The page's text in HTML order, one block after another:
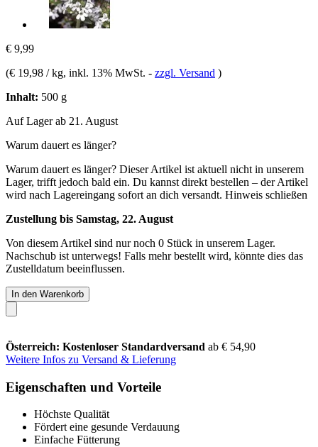
€ 9,99
(€ 19,98 / kg, inkl. 13% MwSt. - zzgl. Versand )
Inhalt: 500 g
Auf Lager ab 21. August
Warum dauert es länger?
Warum dauert es länger? Dieser Artikel ist aktuell nicht in unserem
Lager, trifft jedoch bald ein. Du kannst direkt bestellen – der Artikel
wird nach Lagereingang sofort an dich versandt. Hinweis schließen
Zustellung bis Samstag, 22. August
Von diesem Artikel sind nur noch 0 Stück in unserem Lager.
Nachschub ist unterwegs! Falls mehr bestellt wird, könnte dies das
Zustelldatum beeinflussen.
In den Warenkorb
Österreich: Kostenloser Standardversand ab € 54,90
Weitere Infos zu Versand & Lieferung
Eigenschaften und Vorteile
Höchste Qualität
Fördert eine gesunde Verdauung
Einfache Fütterung